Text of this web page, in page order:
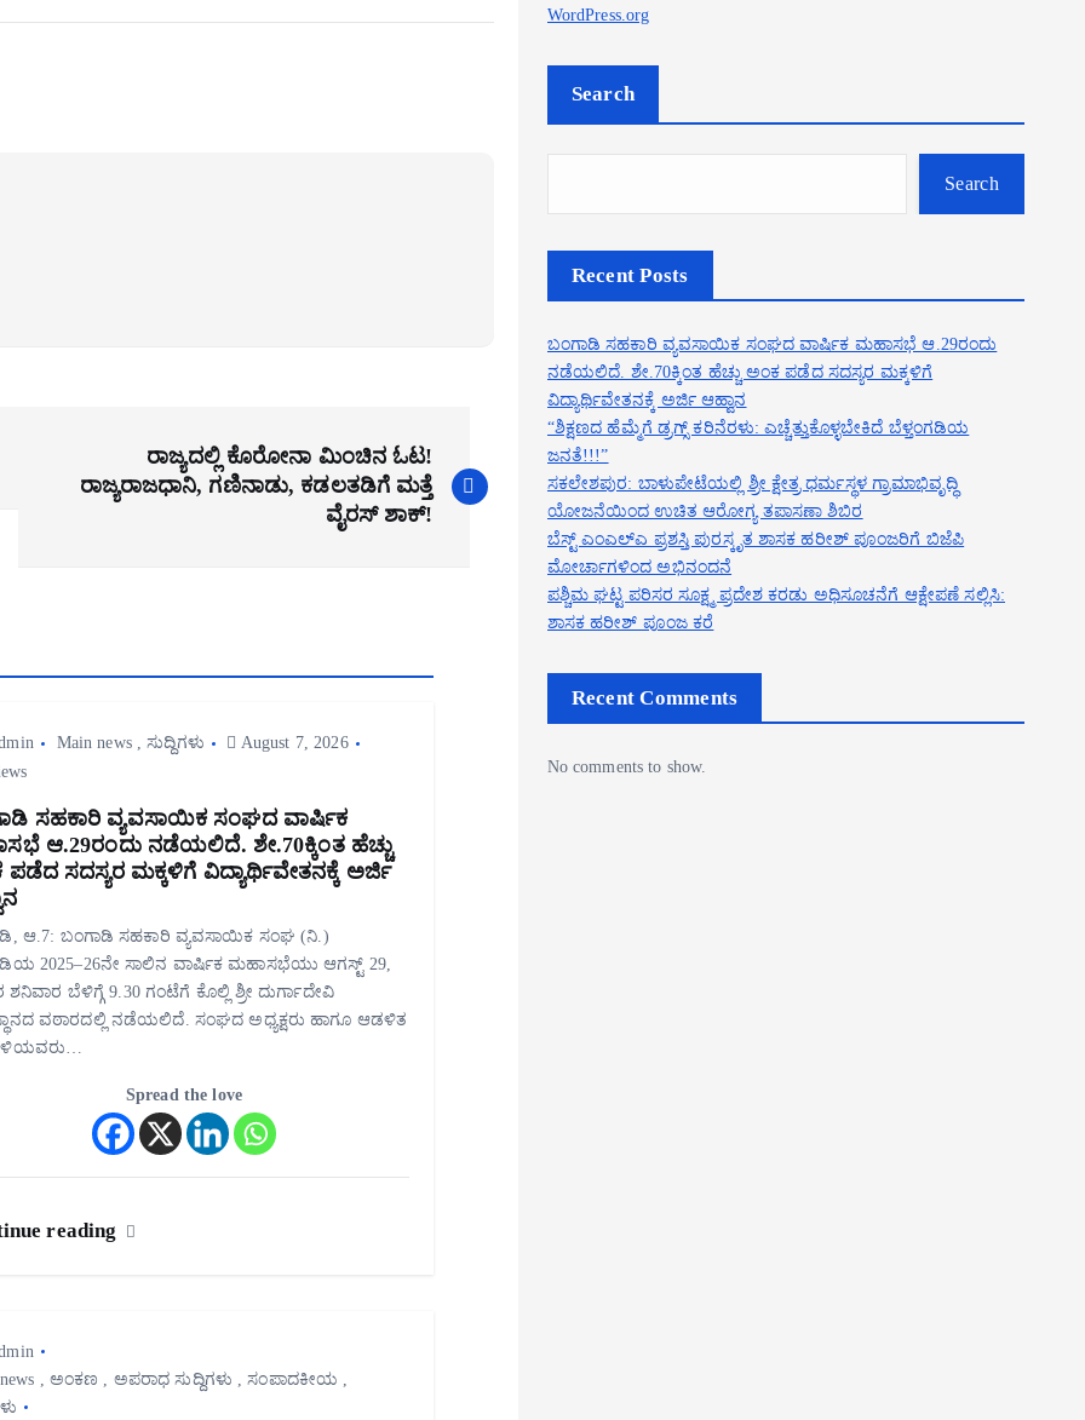
ರಾಜ್ಯದಲ್ಲಿ ಕೊರೋನಾ ಮಿಂಚಿನ ಓಟ!
ರಾಜ್ಯರಾಜಧಾನಿ, ಗಣಿನಾಡು, ಕಡಲತಡಿಗೆ ಮತ್ತೆ
ವೈರಸ್ ಶಾಕ್!
Main news,ಸುದ್ದಿಗಳು
August 7, 2026
ಸಹಕಾರಿ ವ್ಯವಸಾಯಿಕ ಸಂಘದ ವಾರ್ಷಿಕ
ಆ.29ರಂದು ನಡೆಯಲಿದೆ. ಶೇ.70ಕ್ಕಿಂತ ಹೆಚ್ಚು
ಪಡೆದ ಸದಸ್ಯರ ಮಕ್ಕಳಿಗೆ ವಿದ್ಯಾರ್ಥಿವೇತನಕ್ಕೆ ಅರ್ಜಿ
ಆ.7: ಬಂಗಾಡಿ ಸಹಕಾರಿ ವ್ಯವಸಾಯಿಕ ಸಂಘ (ನಿ.)
2025–26ನೇ ಸಾಲಿನ ವಾರ್ಷಿಕ ಮಹಾಸಭೆಯು ಆಗಸ್ಟ್ 29,
ಶನಿವಾರ ಬೆಳಿಗ್ಗೆ 9.30 ಗಂಟೆಗೆ ಕೊಲ್ಲಿ ಶ್ರೀ ದುರ್ಗಾದೇವಿ
ವಠಾರದಲ್ಲಿ ನಡೆಯಲಿದೆ. ಸಂಘದ ಅಧ್ಯಕ್ಷರು ಹಾಗೂ ಆಡಳಿತ
Spread the love
reading
ಅಂಕಣ ಅಪರಾಧ ಸುದ್ದಿಗಳು ,ಸಂಪಾದಕೀಯ
WordPress.org
Search
Search
Recent Posts
ಬಂಗಾಡಿ ಸಹಕಾರಿ ವ್ಯವಸಾಯಿಕ ಸಂಘದ ವಾರ್ಷಿಕ ಮಹಾಸಭೆ ಆ.29ರಂದು
ನಡೆಯಲಿದೆ. ಶೇ.70ಕ್ಕಿಂತ ಹೆಚ್ಚು ಅಂಕ ಪಡೆದ ಸದಸ್ಯರ ಮಕ್ಕಳಿಗೆ
ವಿದ್ಯಾರ್ಥಿವೇತನಕ್ಕೆ ಅರ್ಜಿ ಆಹ್ವಾನ
“ಶಿಕ್ಷಣದ ಹೆಮ್ಮೆಗೆ ಡ್ರಗ್ಸ್ ಕರಿನೆರಳು: ಎಚ್ಚೆತ್ತುಕೊಳ್ಳಬೇಕಿದೆ ಬೆಳ್ತಂಗಡಿಯ
ಜನತೆ!!!”
ಸಕಲೇಶಪುರ: ಬಾಳುಪೇಟೆಯಲ್ಲಿ ಶ್ರೀ ಕ್ಷೇತ್ರ ಧರ್ಮಸ್ಥಳ ಗ್ರಾಮಾಭಿವೃದ್ಧಿ
ಯೋಜನೆಯಿಂದ ಉಚಿತ ಆರೋಗ್ಯ ತಪಾಸಣಾ ಶಿಬಿರ
ಬೆಸ್ಟ್ ಎಂಎಲ್ಎ ಪ್ರಶಸ್ತಿ ಪುರಸ್ಕೃತ ಶಾಸಕ ಹರೀಶ್ ಪೂಂಜರಿಗೆ ಬಿಜೆಪಿ
ಮೋರ್ಚಾಗಳಿಂದ ಅಭಿನಂದನೆ
ಪಶ್ಚಿಮ ಘಟ್ಟ ಪರಿಸರ ಸೂಕ್ಷ್ಮ ಪ್ರದೇಶ ಕರಡು ಅಧಿಸೂಚನೆಗೆ ಆಕ್ಷೇಪಣೆ ಸಲ್ಲಿಸಿ:
ಶಾಸಕ ಹರೀಶ್ ಪೂಂಜ ಕರೆ
Recent Comments
No comments to show.